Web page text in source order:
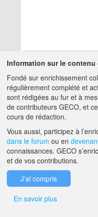
Aucun résultat
A PROPOS DE
F.A.Q.
Information sur le contenu
Fondé sur enrichissement
régulièrement complété et
sont rédigées au fur et à
de contributeurs GECO, et
cours de rédaction.
Vous aussi, participez à
dans le forum ou en
connaissances. GECO
et de vos contributions.
J'ai compris
En savoir plus